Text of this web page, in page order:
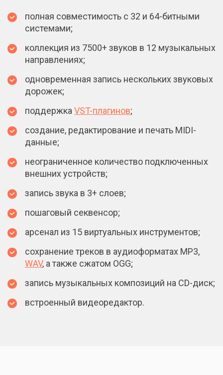
полная совместимость с 32 и 64-битными
системами;
коллекция из 7500+ звуков в 12 музыкальных
направлениях;
одновременная запись нескольких звуковых
дорожек;
поддержка VST-плагинов;
создание, редактирование и печать MIDI-
данные;
неограниченное количество подключенных
внешних устройств;
запись звука в 3+ слоев;
пошаговый секвенсор;
арсенал из 15 виртуальных инструментов;
сохранение треков в аудиоформатах MP3,
WAV, а также сжатом OGG;
запись музыкальных композиций на CD-диск;
встроенный видеоредактор.